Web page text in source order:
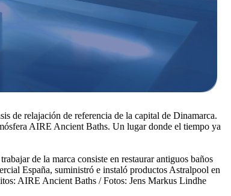
de relajación de referencia de la capital de Dinamarca.
AIRE Ancient Baths. Un lugar donde el tiempo ya
de la marca consiste en restaurar antiguos baños
España, suministró e instaló productos Astralpool en
AIRE Ancient Baths / Fotos: Jens Markus Lindhe